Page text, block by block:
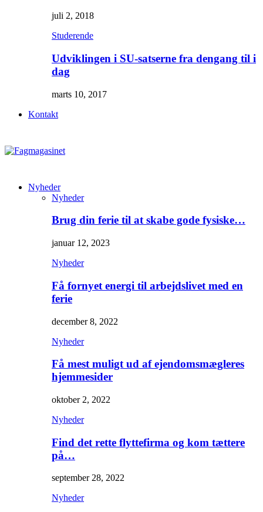
juli 2, 2018
Studerende
Udviklingen i SU-satserne fra dengang til i
dag
marts 10, 2017
Kontakt
Nyheder
Nyheder
Brug din ferie til at skabe gode fysiske…
januar 12, 2023
Nyheder
Få fornyet energi til arbejdslivet med en
ferie
december 8, 2022
Nyheder
Få mest muligt ud af ejendomsmægleres
hjemmesider
oktober 2, 2022
Nyheder
Find det rette flyttefirma og kom tættere
på…
september 28, 2022
Nyheder